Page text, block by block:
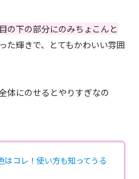
の下の部分にのみちょこんと
た輝きで、とてもかわいい雰囲
体にのせるとやりすぎなの
はコレ！使い方も知ってうる